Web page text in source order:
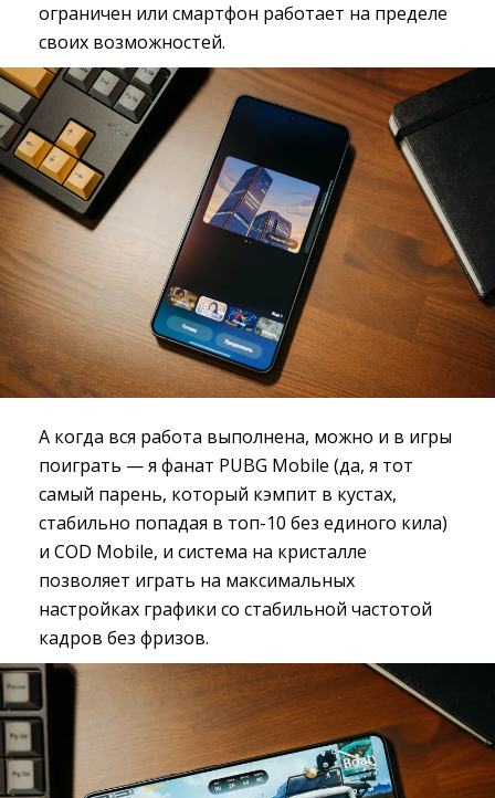
ограничен или смартфон работает на пределе
своих возможностей.
А когда вся работа выполнена, можно и в игры
поиграть — я фанат PUBG Mobile (да, я тот
самый парень, который кэмпит в кустах,
стабильно попадая в топ-10 без единого кила)
и COD Mobile, и система на кристалле
позволяет играть на максимальных
настройках графики со стабильной частотой
кадров без фризов.